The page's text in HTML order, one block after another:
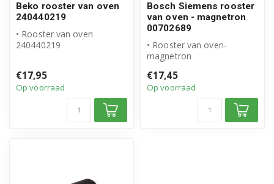
Beko rooster van oven
240440219
• Rooster van oven
240440219
€17,95
Op voorraad
Bosch Siemens rooster
van oven - magnetron
00702689
• Rooster van oven-
magnetron
rooster
• Inclusief rub...
€17,45
Op voorraad